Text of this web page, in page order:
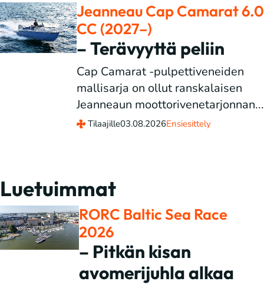
Jeanneau Cap Camarat 6.0
CC (2027–)
– Terävyyttä peliin
Cap Camarat -pulpettiveneiden
mallisarja on ollut ranskalaisen
Jeanneaun moottorivenetarjonnan...
Tilaajille03.08.2026Ensiesittely
Luetuimmat
RORC Baltic Sea Race
2026
– Pitkän kisan
avomerijuhla alkaa